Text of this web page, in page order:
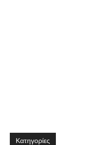
Κατηγορίες